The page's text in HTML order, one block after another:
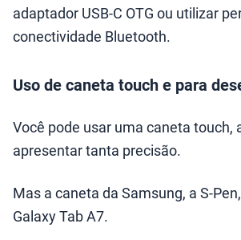
adaptador USB-C OTG ou utilizar
conectividade Bluetooth.
Uso de caneta touch e para
Você pode usar uma caneta touch,
apresentar tanta precisão.
Mas a caneta da Samsung, a S-
Galaxy Tab A7.